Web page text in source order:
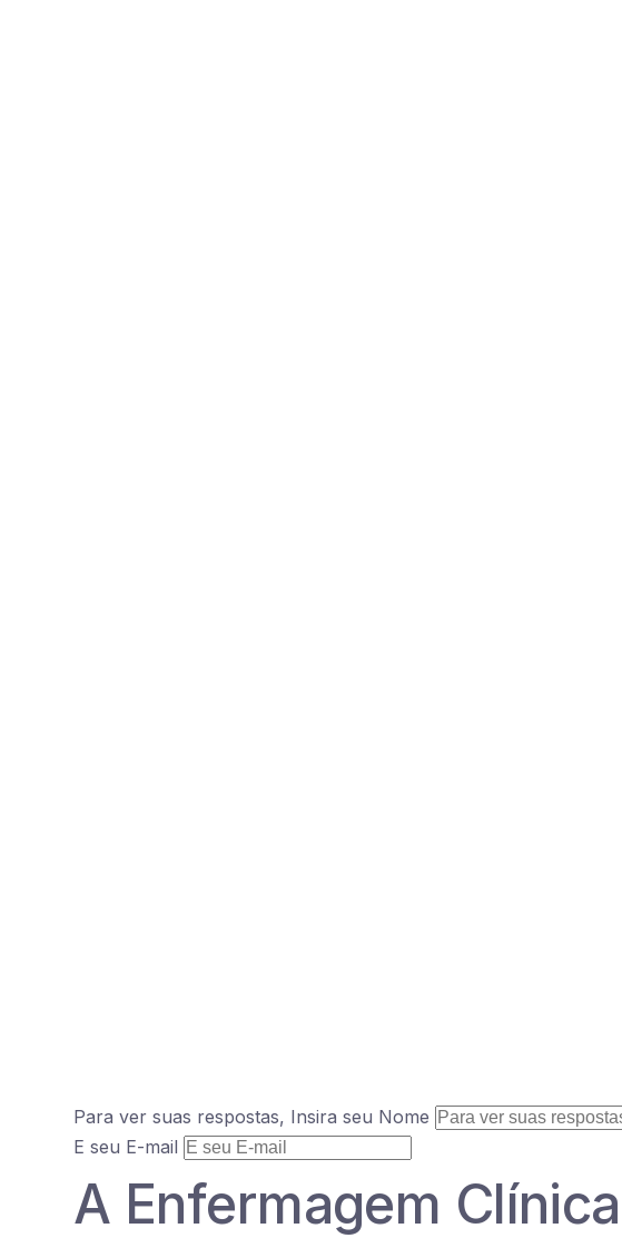
Para ver suas respostas, Insira seu Nome
E seu E-mail
A Enfermagem